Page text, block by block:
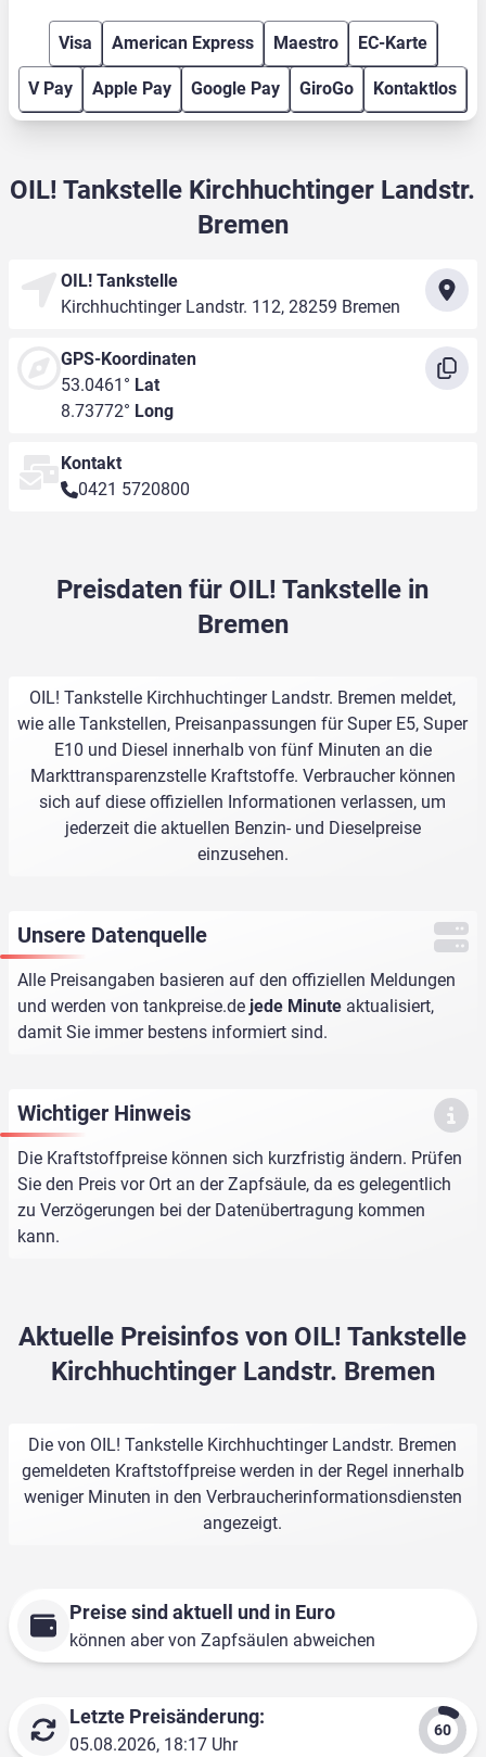
Visa American Express Maestro EC-Karte
V Pay Apple Pay Google Pay GiroGo Kontaktlos
OIL! Tankstelle Kirchhuchtinger Landstr.
Bremen
OIL! Tankstelle
Kirchhuchtinger Landstr. 112, 28259 Bremen
GPS-Koordinaten
53.0461° Lat
8.73772° Long
Kontakt
0421 5720800
Preisdaten für OIL! Tankstelle in
Bremen
OIL! Tankstelle Kirchhuchtinger Landstr. Bremen meldet,
wie alle Tankstellen, Preisanpassungen für Super E5, Super
E10 und Diesel innerhalb von fünf Minuten an die
Markttransparenzstelle Kraftstoffe. Verbraucher können
sich auf diese offiziellen Informationen verlassen, um
jederzeit die aktuellen Benzin- und Dieselpreise
einzusehen.
Unsere Datenquelle
Alle Preisangaben basieren auf den offiziellen Meldungen
und werden von tankpreise.de jede Minute aktualisiert,
damit Sie immer bestens informiert sind.
Wichtiger Hinweis
Die Kraftstoffpreise können sich kurzfristig ändern. Prüfen
Sie den Preis vor Ort an der Zapfsäule, da es gelegentlich
zu Verzögerungen bei der Datenübertragung kommen
kann.
Aktuelle Preisinfos von OIL! Tankstelle
Kirchhuchtinger Landstr. Bremen
Die von OIL! Tankstelle Kirchhuchtinger Landstr. Bremen
gemeldeten Kraftstoffpreise werden in der Regel innerhalb
weniger Minuten in den Verbraucherinformationsdiensten
angezeigt.
Preise sind aktuell und in Euro
können aber von Zapfsäulen abweichen
Letzte Preisänderung:
05.08.2026, 18:17 Uhr